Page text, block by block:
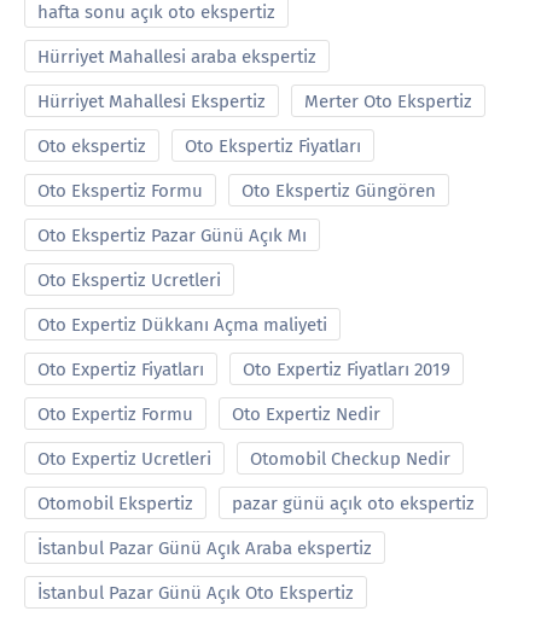
hafta sonu açık oto ekspertiz
Hürriyet Mahallesi araba ekspertiz
Hürriyet Mahallesi Ekspertiz Merter Oto Ekspertiz
Oto ekspertiz Oto Ekspertiz Fiyatları
Oto Ekspertiz Formu Oto Ekspertiz Güngören
Oto Ekspertiz Pazar Günü Açık Mı
Oto Ekspertiz Ucretleri
Oto Expertiz Dükkanı Açma maliyeti
Oto Expertiz Fiyatları Oto Expertiz Fiyatları 2019
Oto Expertiz Formu Oto Expertiz Nedir
Oto Expertiz Ucretleri Otomobil Checkup Nedir
Otomobil Ekspertiz pazar günü açık oto ekspertiz
İstanbul Pazar Günü Açık Araba ekspertiz
İstanbul Pazar Günü Açık Oto Ekspertiz